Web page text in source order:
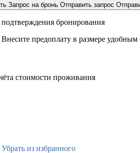
Запрос на бронь Отправить запрос
бронирования
предоплату в размере удобным
стоимости проживания
Убрать из избранного